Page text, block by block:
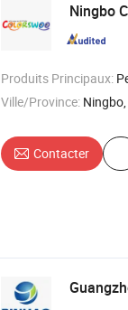
Ningbo
Produits Principaux:
Ville/Province:
Contacter